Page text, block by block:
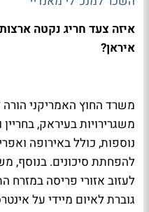
איזה צעד חריג נקטה
איראן?
משרד החוץ האמריקני הורה
משגרירויות בעיראק, בחריין
נוספות, כולל באירופה
להפחתת סיכונים. בנוסף,
לעזוב אזורי פריסה במזרח
גוברת לאיום מיידי על